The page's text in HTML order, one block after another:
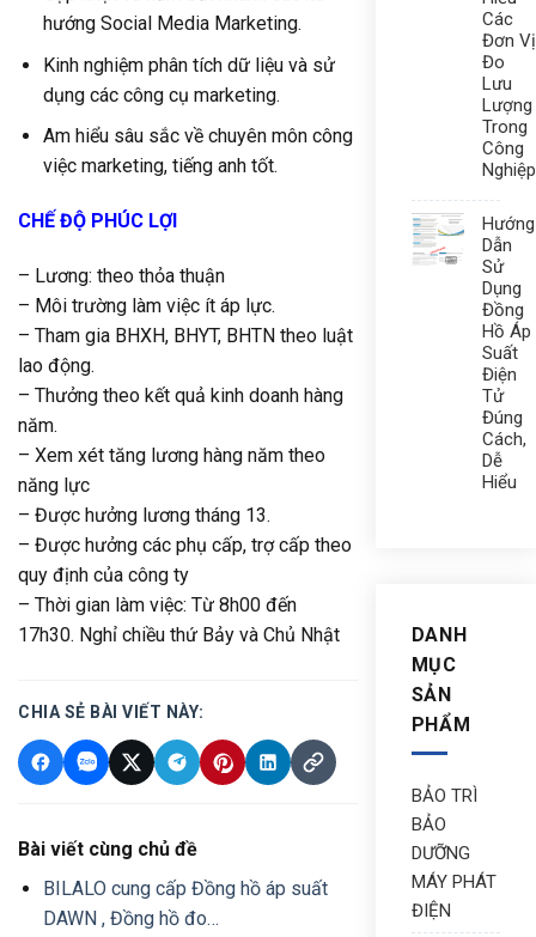
hướng Social Media Marketing.
Kinh nghiệm phân tích dữ liệu và sử
dụng các công cụ marketing.
Am hiểu sâu sắc về chuyên môn công
việc marketing, tiếng anh tốt.
CHẾ ĐỘ PHÚC LỢI
– Lương: theo thỏa thuận
– Môi trường làm việc ít áp lực.
– Tham gia BHXH, BHYT, BHTN theo luật
lao động.
– Thưởng theo kết quả kinh doanh hàng
năm.
– Xem xét tăng lương hàng năm theo
năng lực
– Được hưởng lương tháng 13.
– Được hưởng các phụ cấp, trợ cấp theo
quy định của công ty
– Thời gian làm việc: Từ 8h00 đến
17h30. Nghỉ chiều thứ Bảy và Chủ Nhật
CHIA SẺ BÀI VIẾT NÀY:
Bài viết cùng chủ đề
BILALO cung cấp Đồng hồ áp suất
DAWN , Đồng hồ đo…
Các
Đơn Vị
Đo
Lưu
Lượng
Trong
Công
Nghiệp
Hướng
Dẫn
Sử
Dụng
Đồng
Hồ Áp
Suất
Điện
Tử
Đúng
Cách,
Dễ
Hiểu
DANH
MỤC
SẢN
PHẨM
BẢO TRÌ
BẢO
DƯỠNG
MÁY PHÁT
ĐIỆN